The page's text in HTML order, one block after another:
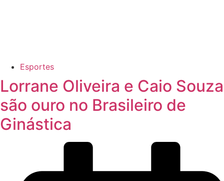
Esportes
Lorrane Oliveira e Caio Souza
são ouro no Brasileiro de
Ginástica